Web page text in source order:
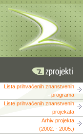
Lista prihvaćenih znanstvenih
programa
Liste prihvaćenih znanstvenih
projekata
Arhiv projekta
(2002. - 2005.)